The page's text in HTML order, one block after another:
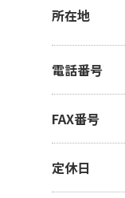
所在地
電話番号
FAX番号
定休日